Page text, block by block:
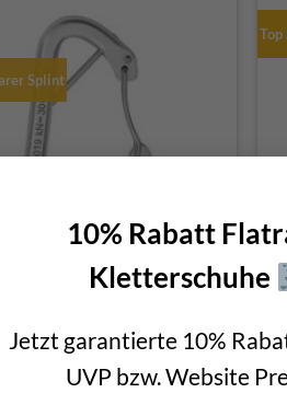
10% Rabatt
Kletterschuhe
Jetzt garantierte 10%
UVP bzw. Website
Splint
€9,90 Ursprünglicher
Preis
war:
€8,90Aktueller
Preis
ist:
inkl. 20 % MwSt.
Top